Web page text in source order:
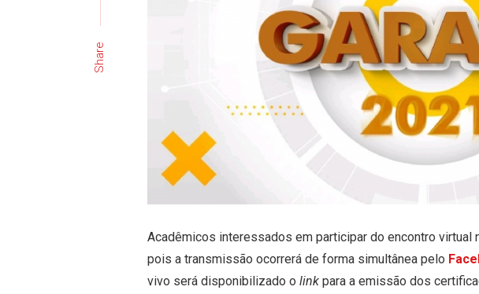
Share
Acadêmicos interessados em participar do encontro virtual
pois a transmissão ocorrerá de forma simultânea pelo
vivo será disponibilizado o link para a emissão dos